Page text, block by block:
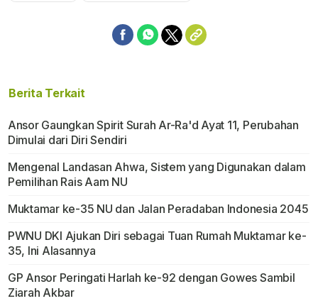
Berita Terkait
Ansor Gaungkan Spirit Surah Ar-Ra'd Ayat 11, Perubahan
Dimulai dari Diri Sendiri
Mengenal Landasan Ahwa, Sistem yang Digunakan dalam
Pemilihan Rais Aam NU
Muktamar ke-35 NU dan Jalan Peradaban Indonesia 2045
PWNU DKI Ajukan Diri sebagai Tuan Rumah Muktamar ke-
35, Ini Alasannya
GP Ansor Peringati Harlah ke-92 dengan Gowes Sambil
Ziarah Akbar